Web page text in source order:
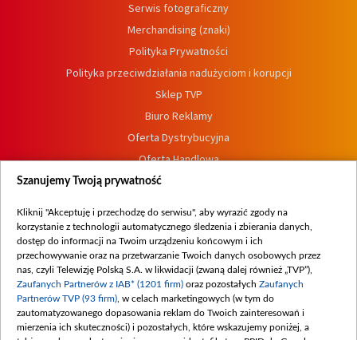
Serwis fotograficzny
Merchandising (znaki)
Polityka Prywatności
Polityka przeciwdziałania nadużyciom i korupcji
Sklep TVP
Biuro Reklamy
Oferta Dystrybucyjna
Oferta Handlowa
Dostępność
Procedura zgłoszeń wewnętrznych
Szanujemy Twoją prywatność
Kliknij "Akceptuję i przechodzę do serwisu", aby wyrazić zgody na
korzystanie z technologii automatycznego śledzenia i zbierania danych,
dostęp do informacji na Twoim urządzeniu końcowym i ich
przechowywanie oraz na przetwarzanie Twoich danych osobowych przez
nas, czyli Telewizję Polską S.A. w likwidacji (zwaną dalej również „TVP”),
Zaufanych Partnerów z IAB* (1201 firm) oraz pozostałych Zaufanych
Partnerów TVP (93 firm) , w celach marketingowych (w tym do
zautomatyzowanego dopasowania reklam do Twoich zainteresowań i
mierzenia ich skuteczności) i pozostałych, które wskazujemy poniżej, a